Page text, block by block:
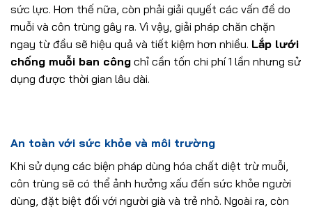
sức lực. Hơn thế nữa, còn phải giải quyết các vấn đề do
muỗi và côn trùng gây ra. Vì vậy, giải pháp chăn chặn
ngay từ đầu sẽ hiệu quả và tiết kiệm hơn nhiều. Lắp lưới
chống muỗi ban công chỉ cần tốn chi phí 1 lần nhưng sử
dụng được thời gian lâu dài.
An toàn với sức khỏe và môi trường
Khi sử dụng các biện pháp dùng hóa chất diệt trừ muỗi,
côn trùng sẽ có thể ảnh hưởng xấu đến sức khỏe người
dùng, đặt biệt đối với người già và trẻ nhỏ. Ngoài ra, còn